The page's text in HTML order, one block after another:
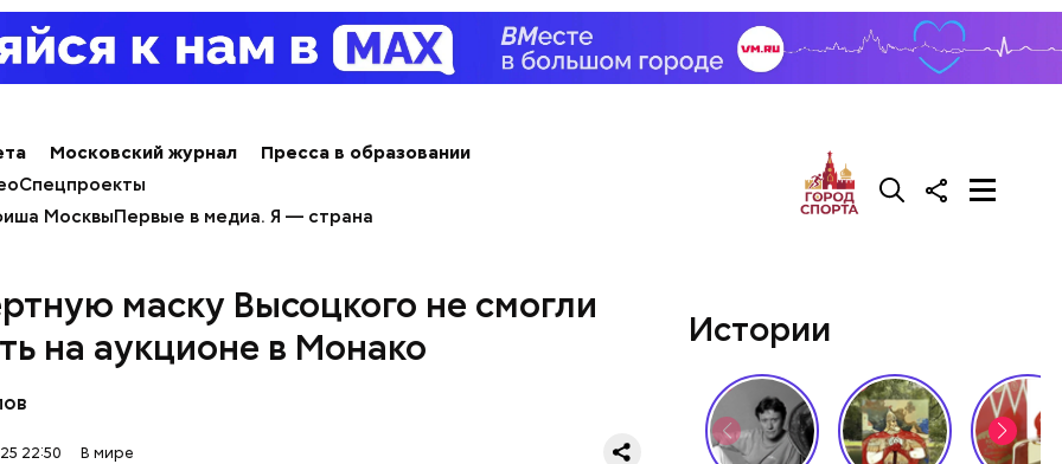
Московский журнал
Пресса в образовании
Спецпроекты
МосквыПервые в медиа. Я — страна
маску Высоцкого не смогли
на аукционе в Монако
22:50 В мире
на посту менеджера, занимался наймом персонала и
В 2000 году Балмер сменил Билла Гейтса на
директора. Им он оставался до 2014 года, после
поста, но остался держателем акций компании. Сейчас его
Истории